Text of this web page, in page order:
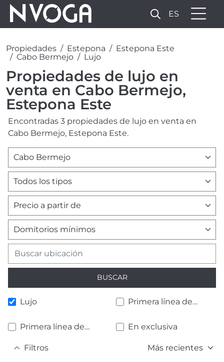
ES
Propiedades Estepona
Estepona Este
Cabo Bermejo
Lujo
Propiedades de lujo en
venta en Cabo Bermejo,
Estepona Este
Encontradas 3 propiedades de lujo en venta en
Cabo Bermejo, Estepona Este.
Cabo Bermejo
Todos los tipos
Precio a partir de
Domitorios mínimos
BUSCAR
Lujo
Primera línea de
Primera línea de
En exclusiva
Filtros Más recientes